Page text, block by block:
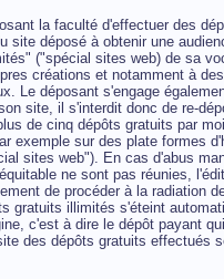
la faculté d'effectuer des
site déposé à obtenir une
("spécial sites web) de sa
créations et notamment à
Le déposant s'engage
site, il s'interdit donc de re-
de cinq dépôts gratuits par
exemple sur des plate formes
sites web"). En cas d'abus
ne sont pas réunies,
de procéder à la radiation
gratuits illimités s'éteint
c'est à dire le dépôt payant
des dépôts gratuits effectués